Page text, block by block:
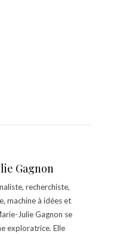
Gagnon
recherchiste,
machine à idées et
Julie Gagnon se
exploratrice. Elle